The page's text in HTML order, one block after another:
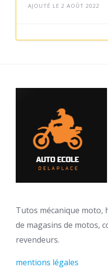
AJOUTÉ LE 2 AOÛT 2022
Tutos mécanique moto,
de magasins de motos,
revendeurs.
mentions légales